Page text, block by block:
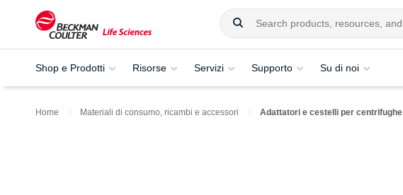
Shop e Prodotti Risorse Servizi Supporto Su di noi
Home Materiali di consumo, ricambi e accessori Adattatori e cestelli per centrifughe